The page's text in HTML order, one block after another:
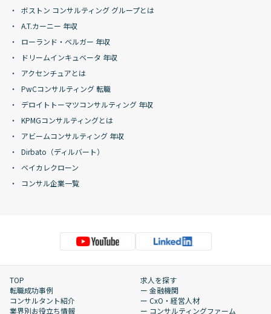
ボストン コンサルティング グループとは
A.T.カーニー 年収
ローランド・ベルガー 年収
ドリームインキュベータ 年収
アクセンチュアとは
PwCコンサルティング 転職
デロイトトーマツコンサルティング 年収
KPMGコンサルティングとは
アビームコンサルティング 年収
Dirbato（ディルバート）
ベイカレクローン
コンサル企業一覧
TOP
転職成功事例
コンサルタント紹介
業界別お役立ち情報
求人を探す
ー 金融機関
ー CxO・経営人材
ー コンサルティングファーム